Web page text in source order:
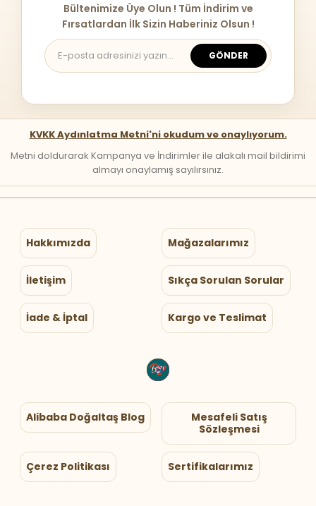
Bültenimize Üye Olun ! Tüm İndirim ve
Fırsatlardan İlk Sizin Haberiniz Olsun !
GÖNDER
KVKK Aydınlatma Metni'ni okudum ve onaylıyorum.
Metni doldurarak Kampanya ve İndirimler ile alakalı mail bildirimi
almayı onaylamış sayılırsınız.
Hakkımızda Mağazalarımız
İletişim Sıkça Sorulan Sorular
İade & İptal Kargo ve Teslimat
Alibaba Doğaltaş Blog
Mesafeli Satış
Sözleşmesi
Çerez Politikası Sertifikalarımız